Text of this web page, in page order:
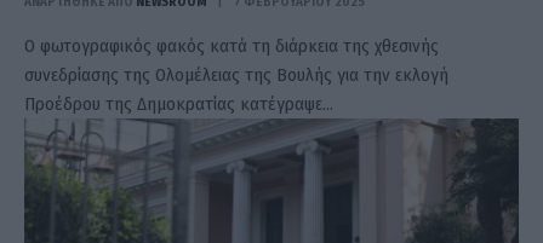
Ο φωτογραφικός φακός κατά τη διάρκεια της χθεσινής
συνεδρίασης της Ολομέλειας της Βουλής για την εκλογή
Προέδρου της Δημοκρατίας κατέγραψε…